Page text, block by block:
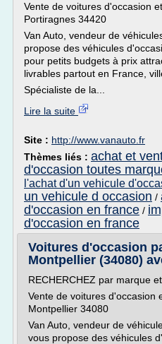
Vente de voitures d'occasion
Portiragnes 34420
Van Auto, vendeur de
propose des véhicules
pour petits budgets à prix
livrables partout en France,
Spécialiste de la...
Lire la suite
Site : http://www.vanauto.fr
Thèmes liés : achat et
d'occasion toutes
l'achat d'un vehicule
un vehicule d occasion /
d'occasion en france /
d'occasion en france
Voitures d'occasion
Montpellier (34080)
RECHERCHEZ par marque
Vente de voitures d'occasion
Montpellier 34080
Van Auto, vendeur de
vous propose des véhicules